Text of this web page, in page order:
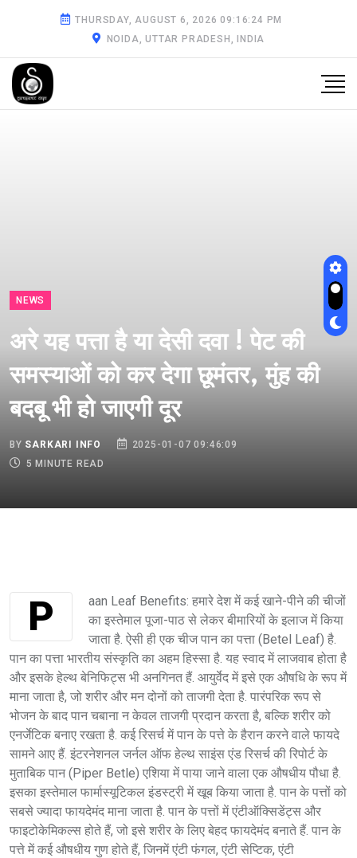
THURSDAY, AUGUST 6, 2026 09:16:25 PM
NOIDA, UTTAR PRADESH, INDIA
NEWS
अरे यह पत्ता है या देसी दवा ! पेट की
समस्याओं को कर देगा छूमंतर, मुंह की
बदबू भी हो जाएगी दूर
BY SARKARI INFO
2025-01-07 09:46:09
5 MINUTE READ
Paan Leaf Benefits: हमारे देश में कई खाने-पीने की चीजों
का इस्तेमाल पूजा-पाठ से लेकर बीमारियों के इलाज में किया
जाता है. ऐसी ही एक चीज पान का पत्ता (Betel Leaf) है.
पान का पत्ता भारतीय संस्कृति का अहम हिस्सा है. यह स्वाद में लाजवाब होता है
और इसके हेल्थ बेनिफिट्स भी अनगिनत हैं. आयुर्वेद में इसे एक औषधि के रूप में
माना जाता है, जो शरीर और मन दोनों को ताजगी देता है. पारंपरिक रूप से
भोजन के बाद पान चबाना न केवल ताजगी प्रदान करता है, बल्कि शरीर को
एनर्जेटिक बनाए रखता है. कई रिसर्च में पान के पत्ते के हैरान करने वाले फायदे
सामने आए हैं. इंटरनेशनल जर्नल ऑफ हेल्थ साइंस एंड रिसर्च की रिपोर्ट के
मुताबिक पान (Piper Betle) एशिया में पाया जाने वाला एक औषधीय पौधा है.
इसका इस्तेमाल फार्मास्यूटिकल इंडस्ट्री में खूब किया जाता है. पान के पत्तों को
सबसे ज्यादा फायदेमंद माना जाता है. पान के पत्तों में एंटीऑक्सिडेंट्स और
फाइटोकेमिकल्स होते हैं, जो इसे शरीर के लिए बेहद फायदेमंद बनाते हैं. पान के
पत्ते में कई औषधीय गुण होते हैं, जिनमें एंटी फंगल, एंटी सेप्टिक, एंटी